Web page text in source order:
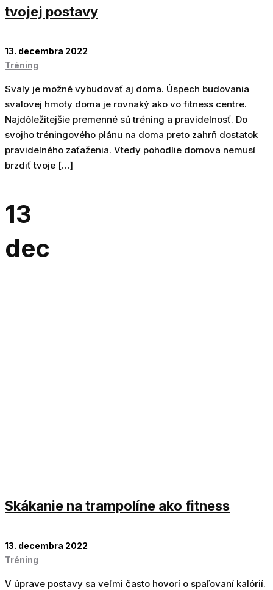
tvojej postavy
13. decembra 2022
Tréning
Svaly je možné vybudovať aj doma. Úspech budovania
svalovej hmoty doma je rovnaký ako vo fitness centre.
Najdôležitejšie premenné sú tréning a pravidelnosť. Do
svojho tréningového plánu na doma preto zahrň dostatok
pravidelného zaťaženia. Vtedy pohodlie domova nemusí
brzdiť tvoje […]
13
dec
Skákanie na trampolíne ako fitness
13. decembra 2022
Tréning
V úprave postavy sa veľmi často hovorí o spaľovaní kalórií.